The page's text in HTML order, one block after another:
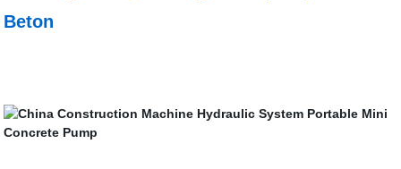
Beton